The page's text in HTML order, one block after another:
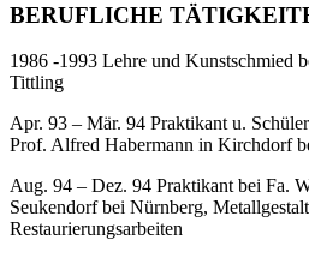
BERUFLICHE
1986 -1993 Lehre und Kunstschmied
Tittling
Apr. 93 – Mär. 94 Praktikant u.
Prof. Alfred Habermann in Kirchdorf
Aug. 94 – Dez. 94 Praktikant bei Fa.
Seukendorf bei Nürnberg,
Restaurierungsarbeiten